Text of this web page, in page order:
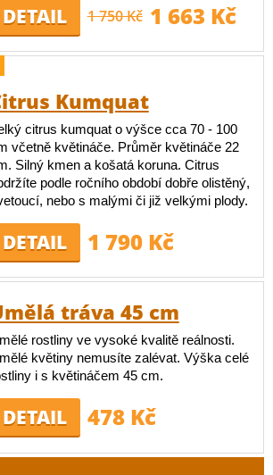
DETAIL 1 750 Kč 1 663 Kč
Kumquat
citrus kumquat o výšce cca 70 - 100
včetně květináče. Průměr květináče 22
Silný kmen a košatá koruna. Citrus
podle ročního období dobře olistěný,
nebo s malými či již velkými plody.
DETAIL 1 790 Kč
tráva 45 cm
rostliny ve vysoké kvalitě reálnosti.
květiny nemusíte zalévat. Výška celé
i s květináčem 45 cm.
DETAIL 478 Kč